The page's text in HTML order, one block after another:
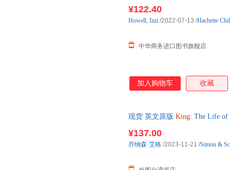
¥122.40
中华商务进口图书旗舰店
Howell, Izzi /2022-07-13 /Hachette
加入购物车 收藏
现货 英文原版 King: The Life of
¥137.00
乔纳森·艾格 /2023-11-21 /Simon &